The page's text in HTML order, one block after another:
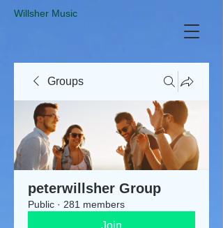
​Willsher Music
Groups
peterwillsher Group
Public · 281 members
Join